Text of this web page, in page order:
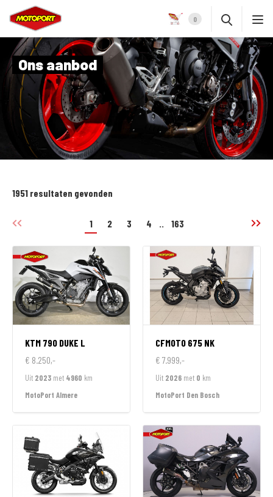
0
Ons aanbod
1951 resultaten gevonden
1 2 3 4 .. 163
KTM 790 DUKE L
€ 8.250,-
Uit 2023 met 4960 km
MotoPort Almere
CFMOTO 675 NK
€ 7.999,-
Uit 2026 met 0 km
MotoPort Den Bosch